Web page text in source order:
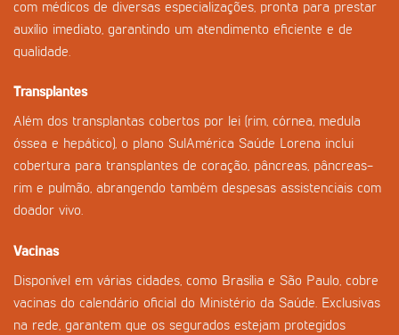
com médicos de diversas especializações, pronta para prestar
auxílio imediato, garantindo um atendimento eficiente e de
qualidade.
Transplantes
Além dos transplantas cobertos por lei (rim, córnea, medula
óssea e hepático), o plano SulAmérica Saúde Lorena inclui
cobertura para transplantes de coração, pâncreas, pâncreas-
rim e pulmão, abrangendo também despesas assistenciais com
doador vivo.
Vacinas
Disponível em várias cidades, como Brasília e São Paulo, cobre
vacinas do calendário oficial do Ministério da Saúde. Exclusivas
na rede, garantem que os segurados estejam protegidos